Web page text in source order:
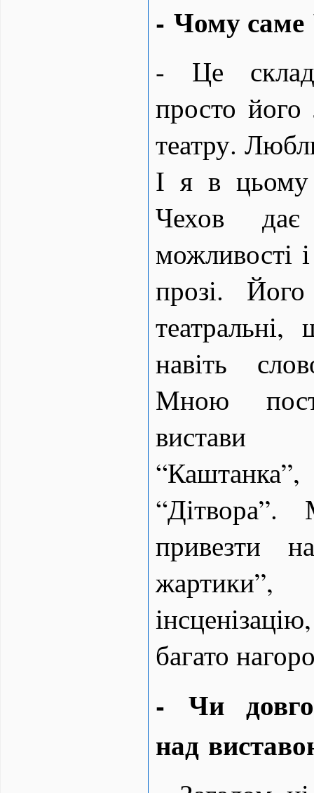
- Чому саме
- Це
просто
театру.
І я в цьому
Чехов
можливості
прозі.
навіть
Мною
привезти
багато
- Чи
над